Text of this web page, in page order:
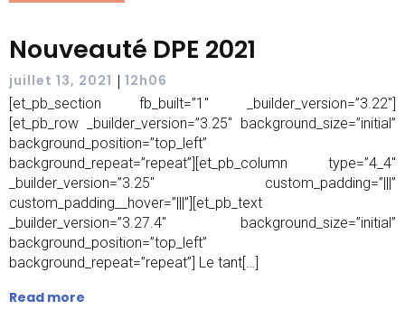
Nouveauté DPE 2021
juillet 13, 2021 | 12h06
[et_pb_section fb_built=”1″ _builder_version=”3.22″]
[et_pb_row _builder_version=”3.25″ background_size=”initial”
background_position=”top_left”
background_repeat=”repeat”][et_pb_column type=”4_4″
_builder_version=”3.25″ custom_padding=”|||”
custom_padding__hover=”|||”][et_pb_text
_builder_version=”3.27.4″ background_size=”initial”
background_position=”top_left”
background_repeat=”repeat”] Le tant[…]
Read more